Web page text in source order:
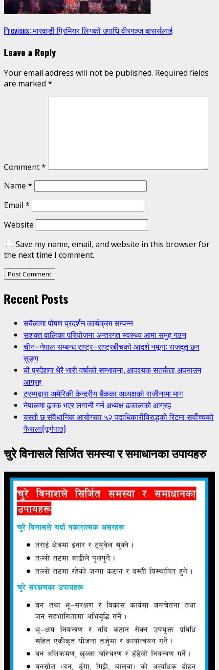
Continue
Reading
Previous:मारवाडी प्रिमियर लिगको उपाधि वीरगञ्ज बासर्सलाई
Leave a Reply
Your email address will not be published. Required fields
are marked *
Comment*
Name *
Email *
Website
Save my name, email, and website in this browser for
the next time I comment.
Recent Posts
सबैलामा पोषण प्रदर्शन कार्यक्रम सम्पन्न
सशक्त वालिका परियोजना अन्तरगत स्वस्थ्य आमा समुह गठन
चीन–नेपाल सम्बन्ध राष्ट्र–राष्ट्रबीचको आदर्श नमूना: राजदूत छन
सुङ्ग
यी प्रदेशमा धेरै भारी वर्षाको सम्भावना, आवश्यक सतर्कता अपनाउन
आग्रह
ट्रम्पद्वारा अमेरिकी केन्द्रीय बैंकका अध्यक्षको राजीनामा माग
नेपालमा ढुक्क भएर लगानी गर्न अध्यक्ष ढकालको आग्रह
यस्तो छ संवैधानिक आयोगका ५२ पदाधिकारीविरुद्धको रिटमा सर्वोच्चको
फैसला(पूर्णपाठ)
चुरे विनासले सिर्जित समस्या र समाधानका उपायहरु